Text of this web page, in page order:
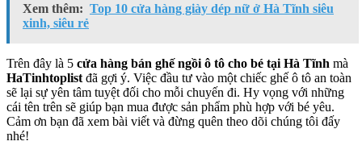
Xem thêm: Top 10 cửa hàng giày dép nữ ở Hà Tĩnh siêu
xinh, siêu rẻ
Trên đây là 5 cửa hàng bán ghế ngồi ô tô cho bé tại Hà Tĩnh mà
HaTinhtoplist đã gợi ý. Việc đầu tư vào một chiếc ghế ô tô an toàn
sẽ lại sự yên tâm tuyệt đối cho mỗi chuyến đi. Hy vọng với những
cái tên trên sẽ giúp bạn mua được sản phẩm phù hợp với bé yêu.
Cảm ơn bạn đã xem bài viết và đừng quên theo dõi chúng tôi đấy
nhé!